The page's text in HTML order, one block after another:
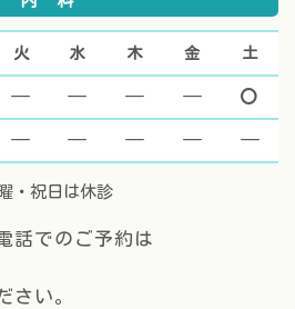
火 水 木 金 土
休診 休診 休診 休診
休診 休診 休診 休診
・祝日は休診
話でのご予約は
さい。